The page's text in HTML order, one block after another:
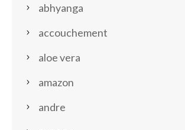
abhyanga
accouchement
aloe vera
amazon
andre